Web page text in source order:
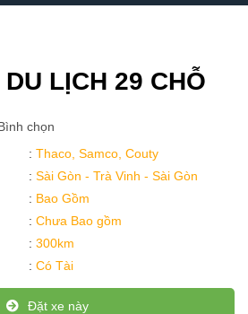
LỊCH 29 CHỖ
chọn
:Thaco, Samco, Couty
:Sài Gòn - Trà Vinh - Sài Gòn
: Bao Gồm
:Chưa Bao gồm
:300km
:Có Tài
Đặt xe này